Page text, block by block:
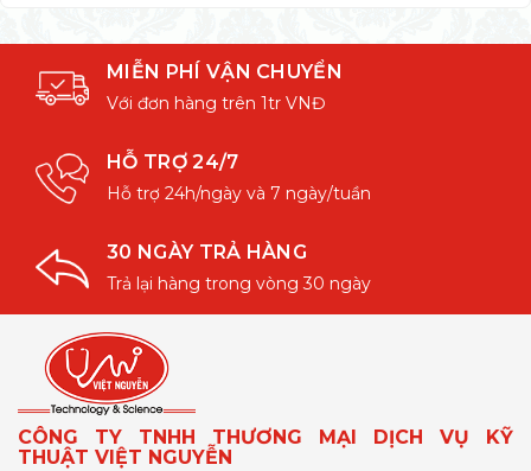
MIỄN PHÍ VẬN CHUYỂN
Với đơn hàng trên 1tr VNĐ
HỖ TRỢ 24/7
Hỗ trợ 24h/ngày và 7 ngày/tuần
30 NGÀY TRẢ HÀNG
Trả lại hàng trong vòng 30 ngày
CÔNG TY TNHH THƯƠNG MẠI DỊCH VỤ KỸ
THUẬT VIỆT NGUYỄN